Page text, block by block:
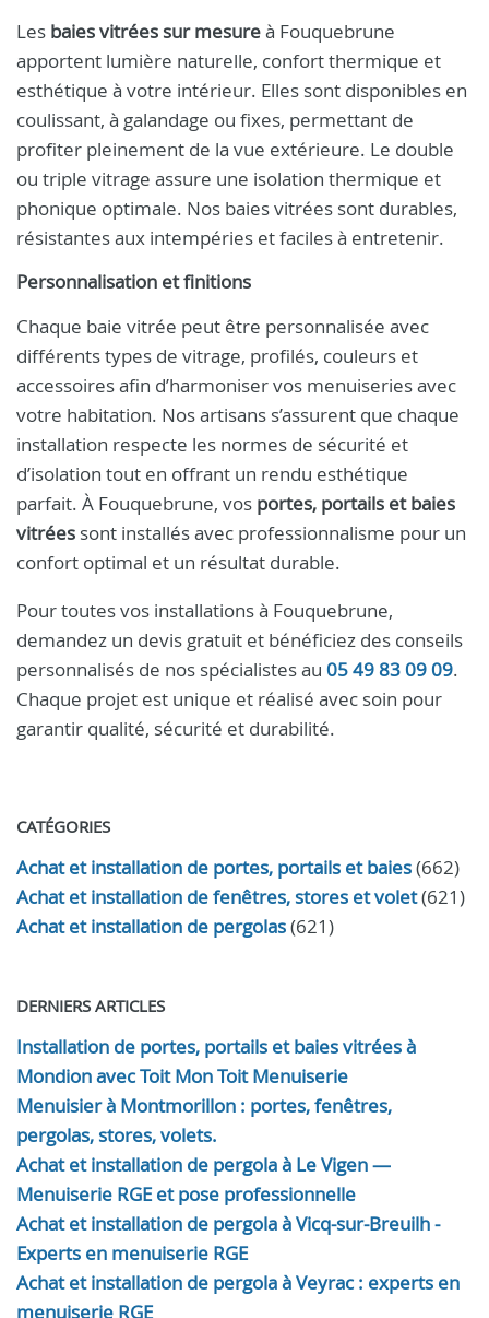
Les baies vitrées sur mesureà Fouquebrune
apportent lumière naturelle, confort thermique et
esthétique à votre intérieur. Elles sont disponibles en
coulissant, à galandage ou fixes, permettant de
profiter pleinement de la vue extérieure. Le double
ou triple vitrage assure une isolation thermique et
phonique optimale. Nos baies vitrées sont durables,
résistantes aux intempéries et faciles à entretenir.
Personnalisation et finitions
Chaque baie vitrée peut être personnalisée avec
différents types de vitrage, profilés, couleurs et
accessoires afin d’harmoniser vos menuiseries avec
votre habitation. Nos artisans s’assurent que chaque
installation respecte les normes de sécurité et
d’isolation tout en offrant un rendu esthétique
parfait. À Fouquebrune, vos portes, portails et baies
vitrées sont installés avec professionnalisme pour un
confort optimal et un résultat durable.
Pour toutes vos installations à Fouquebrune,
demandez un devis gratuit et bénéficiez des conseils
personnalisés de nos spécialistes au 05 49 83 09 09.
Chaque projet est unique et réalisé avec soin pour
garantir qualité, sécurité et durabilité.
CATÉGORIES
Achat et installation de portes, portails et baies(662)
Achat et installation de fenêtres, stores et volet(621)
Achat et installation de pergolas(621)
DERNIERS ARTICLES
Installation de portes, portails et baies vitrées à
Mondion avec Toit Mon Toit Menuiserie
Menuisier à Montmorillon : portes, fenêtres,
pergolas, stores, volets.
Achat et installation de pergola à Le Vigen —
Menuiserie RGE et pose professionnelle
Achat et installation de pergola à Vicq-sur-Breuilh -
Experts en menuiserie RGE
Achat et installation de pergola à Veyrac : experts en
menuiserie RGE